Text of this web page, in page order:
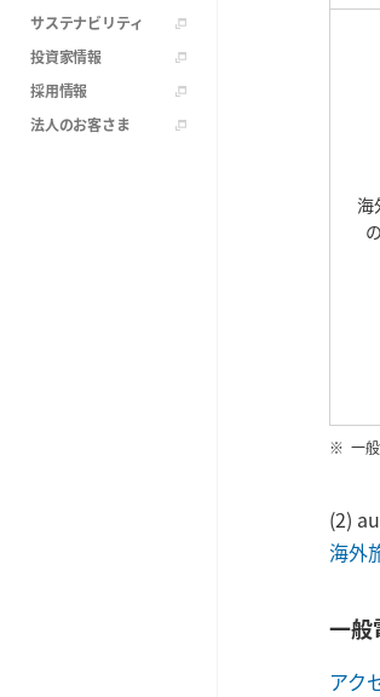
サステナビリティ
投資家情報
採用情報
法人のお客さま
海
一
(2)
海外
一般
アク